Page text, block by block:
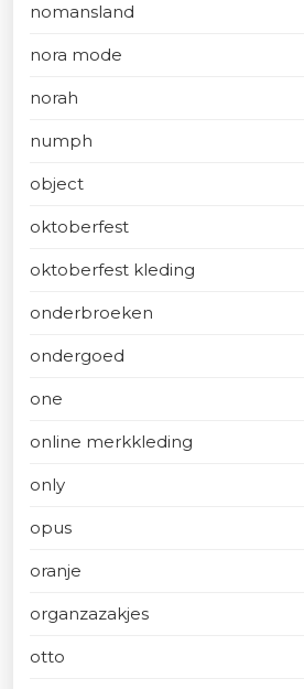
nomansland
nora mode
norah
numph
object
oktoberfest
oktoberfest kleding
onderbroeken
ondergoed
one
online merkkleding
only
opus
oranje
organzazakjes
otto